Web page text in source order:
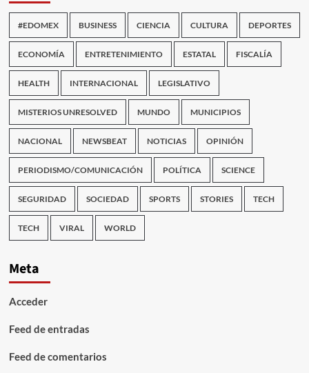
#EDOMEX BUSINESS CIENCIA CULTURA DEPORTES
ECONOMÍA ENTRETENIMIENTO ESTATAL FISCALÍA
HEALTH INTERNACIONAL LEGISLATIVO
MISTERIOS UNRESOLVED MUNDO MUNICIPIOS
NACIONAL NEWSBEAT NOTICIAS OPINIÓN
PERIODISMO/COMUNICACIÓN POLÍTICA SCIENCE
SEGURIDAD SOCIEDAD SPORTS STORIES TECH
TECH VIRAL WORLD
Meta
Acceder
Feed de entradas
Feed de comentarios